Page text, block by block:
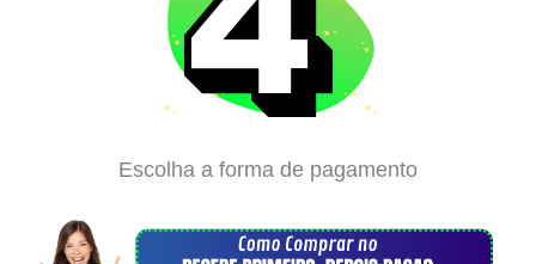
Escolha a forma de pagamento